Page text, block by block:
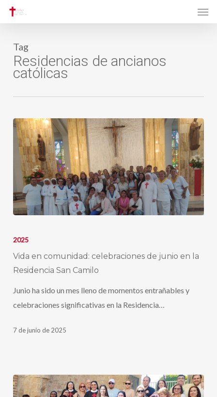
Skip
content
Tag
Residencias de ancianos
católicas
en
comunidad:
celebraciones
junio
en
2025
Vida en comunidad: celebraciones de junio en la
Residencia San Camilo
Junio ha sido un mes lleno de momentos entrañables y
celebraciones significativas en la Residencia…
7 de junio de 2025